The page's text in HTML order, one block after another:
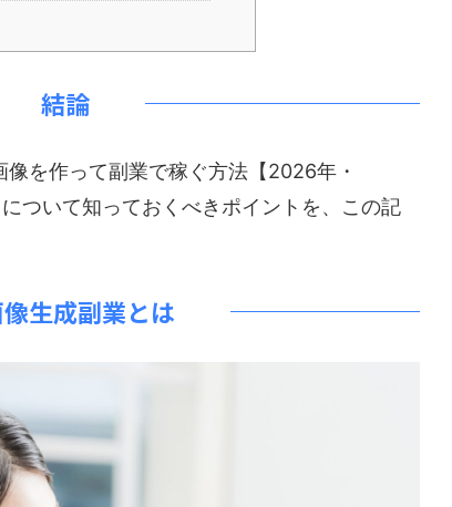
結論
を作って副業で稼ぐ方法【2026年・
ついて知っておくべきポイントを、この記
生成副業とは